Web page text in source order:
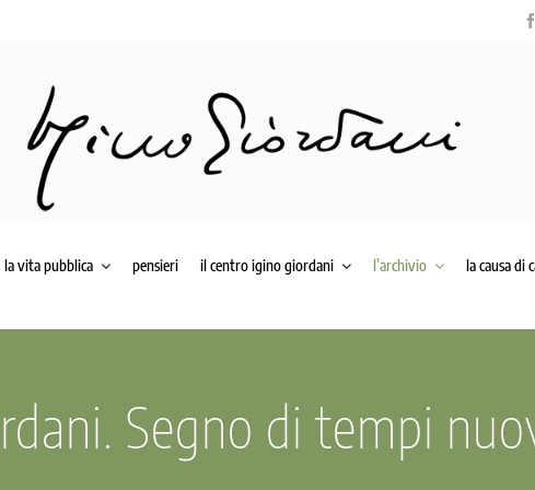
la vita pubblica pensieri il centro igino giordani l’archivio la causa di
Segno di tempi